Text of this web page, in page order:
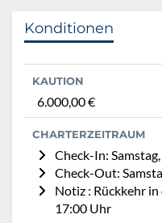
Konditionen
KAUTION
6.000,00 €
CHARTERZEITRAUM
Check-In:
Check-Out:
Notiz : Rückkehr
17:00 Uhr